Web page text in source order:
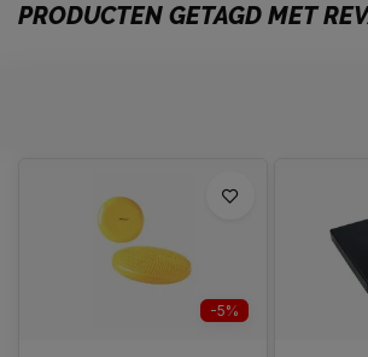
PRODUCTEN GETAGD MET
-5%